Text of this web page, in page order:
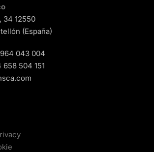
34 12550
(España)
043 004
658 504 151